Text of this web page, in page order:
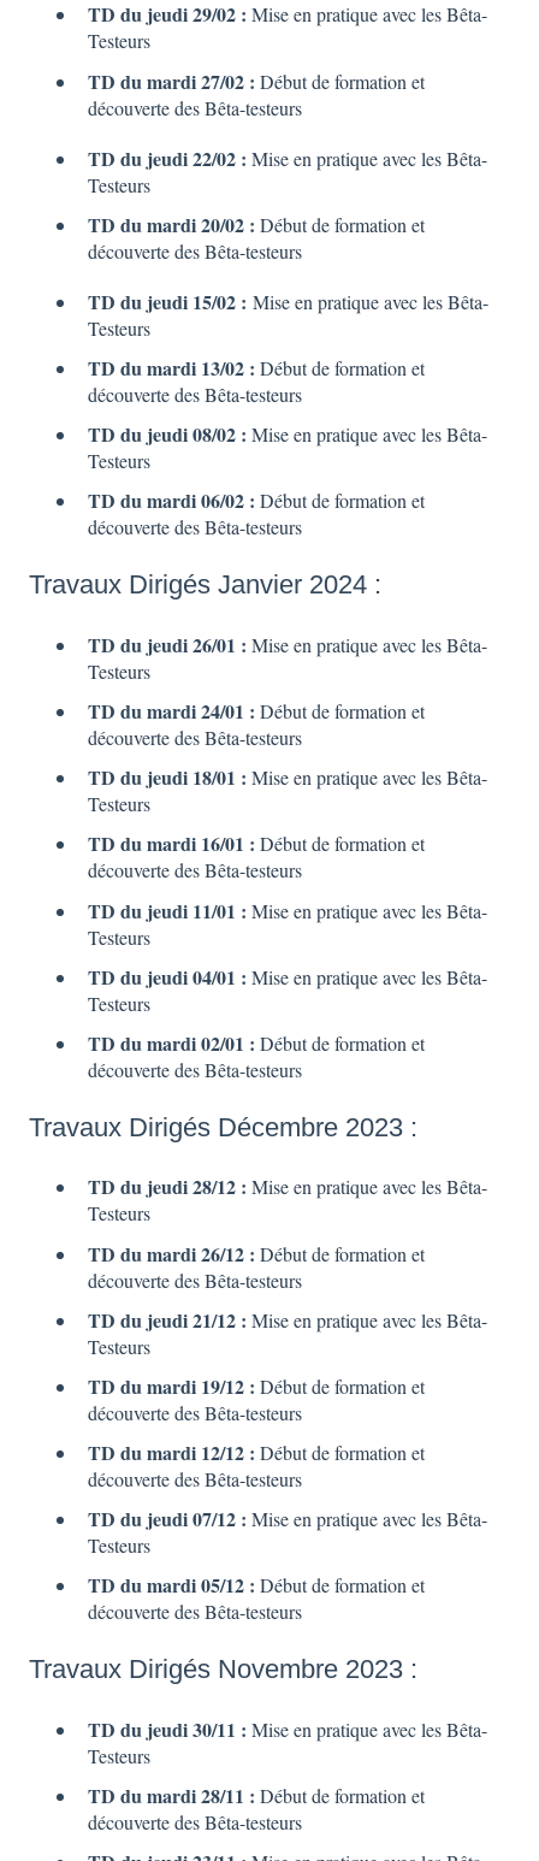
TD du jeudi 29/02 : Mise en pratique avec les Bêta-
Testeurs
TD du mardi 27/02 : Début de formation et
découverte des Bêta-testeurs
TD du jeudi 22/02 : Mise en pratique avec les Bêta-
Testeurs
TD du mardi 20/02 : Début de formation et
découverte des Bêta-testeurs
TD du jeudi 15/02 : Mise en pratique avec les Bêta-
Testeurs
TD du mardi 13/02 : Début de formation et
découverte des Bêta-testeurs
TD du jeudi 08/02 : Mise en pratique avec les Bêta-
Testeurs
TD du mardi 06/02 : Début de formation et
découverte des Bêta-testeurs
Travaux Dirigés Janvier 2024 :
TD du jeudi 26/01 : Mise en pratique avec les Bêta-
Testeurs
TD du mardi 24/01 : Début de formation et
découverte des Bêta-testeurs
TD du jeudi 18/01 : Mise en pratique avec les Bêta-
Testeurs
TD du mardi 16/01 : Début de formation et
découverte des Bêta-testeurs
TD du jeudi 11/01 : Mise en pratique avec les Bêta-
Testeurs
TD du jeudi 04/01 : Mise en pratique avec les Bêta-
Testeurs
TD du mardi 02/01 : Début de formation et
découverte des Bêta-testeurs
Travaux Dirigés Décembre 2023 :
TD du jeudi 28/12 : Mise en pratique avec les Bêta-
Testeurs
TD du mardi 26/12 : Début de formation et
découverte des Bêta-testeurs
TD du jeudi 21/12 : Mise en pratique avec les Bêta-
Testeurs
TD du mardi 19/12 : Début de formation et
découverte des Bêta-testeurs
TD du mardi 12/12 : Début de formation et
découverte des Bêta-testeurs
TD du jeudi 07/12 : Mise en pratique avec les Bêta-
Testeurs
TD du mardi 05/12 : Début de formation et
découverte des Bêta-testeurs
Travaux Dirigés Novembre 2023 :
TD du jeudi 30/11 : Mise en pratique avec les Bêta-
Testeurs
TD du mardi 28/11 : Début de formation et
découverte des Bêta-testeurs